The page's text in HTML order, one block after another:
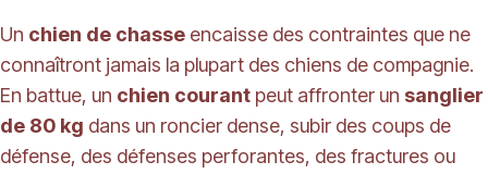
Un chien de chasse encaisse des contraintes que ne
connaîtront jamais la plupart des chiens de compagnie.
En battue, un chien courant peut affronter un sanglier
de 80 kg dans un roncier dense, subir des coups de
défense, des défenses perforantes, des fractures ou